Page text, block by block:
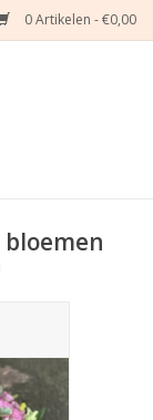
0 Artikelen - €0,00